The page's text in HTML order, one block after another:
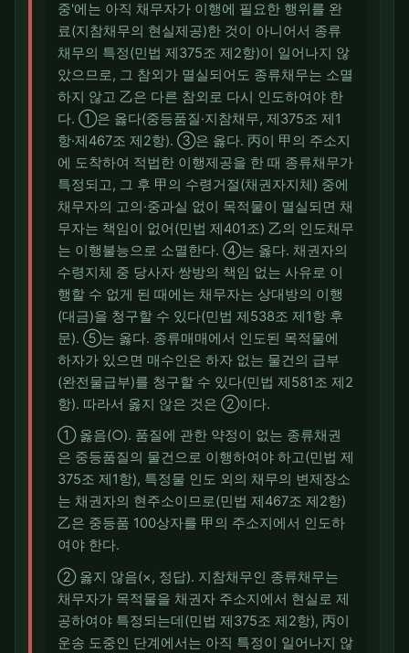
중'에는 아직 채무자가 이행에 필요한 행위를 완
료(지참채무의 현실제공)한 것이 아니어서 종류
채무의 특정(민법 제375조 제2항)이 일어나지 않
았으므로, 그 참외가 멸실되어도 종류채무는 소멸
하지 않고 乙은 다른 참외로 다시 인도하여야 한
다. ①은 옳다(중등품질·지참채무, 제375조 제1
항·제467조 제2항). ③은 옳다. 丙이 甲의 주소지
에 도착하여 적법한 이행제공을 한 때 종류채무가
특정되고, 그 후 甲의 수령거절(채권자지체) 중에
채무자의 고의·중과실 없이 목적물이 멸실되면 채
무자는 책임이 없어(민법 제401조) 乙의 인도채무
는 이행불능으로 소멸한다. ④는 옳다. 채권자의
수령지체 중 당사자 쌍방의 책임 없는 사유로 이
행할 수 없게 된 때에는 채무자는 상대방의 이행
(대금)을 청구할 수 있다(민법 제538조 제1항 후
문). ⑤는 옳다. 종류매매에서 인도된 목적물에
하자가 있으면 매수인은 하자 없는 물건의 급부
(완전물급부)를 청구할 수 있다(민법 제581조 제2
항). 따라서 옳지 않은 것은 ②이다.
① 옳음(○). 품질에 관한 약정이 없는 종류채권
은 중등품질의 물건으로 이행하여야 하고(민법 제
375조 제1항), 특정물 인도 외의 채무의 변제장소
는 채권자의 현주소이므로(민법 제467조 제2항)
乙은 중등품 100상자를 甲의 주소지에서 인도하
여야 한다.
② 옳지 않음(×, 정답). 지참채무인 종류채무는
채무자가 목적물을 채권자 주소지에서 현실로 제
공하여야 특정되는데(민법 제375조 제2항), 丙이
운송 도중인 단계에서는 아직 특정이 일어나지 않